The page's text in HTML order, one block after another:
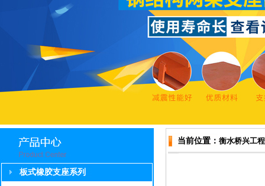
板式橡胶支座系列
当前位置： 衡水桥兴工